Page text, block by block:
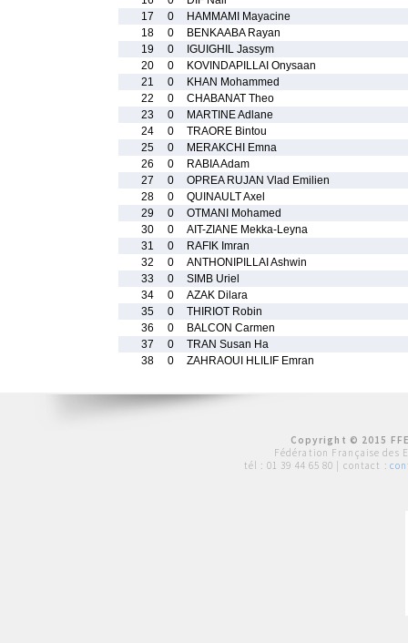
17
0
HAMMAMI Mayacine
18
0
BENKAABA Rayan
19
0
IGUIGHIL Jassym
20
0
KOVINDAPILLAI Onysaan
21
0
KHAN Mohammed
22
0
CHABANAT Theo
23
0
MARTINE Adlane
24
0
TRAORE Bintou
25
0
MERAKCHI Emna
26
0
RABIA Adam
27
0
OPREA RUJAN Vlad Emilien
28
0
QUINAULT Axel
29
0
OTMANI Mohamed
30
0
AIT-ZIANE Mekka-Leyna
31
0
RAFIK Imran
32
0
ANTHONIPILLAI Ashwin
33
0
SIMB Uriel
34
0
AZAK Dilara
35
0
THIRIOT Robin
36
0
BALCON Carmen
37
0
TRAN Susan Ha
38
0 ZAHRAOUI HLILIF Emran
Copyright © 2015
Fédération Française des
tél : 01 39 44 65 80 | contact :